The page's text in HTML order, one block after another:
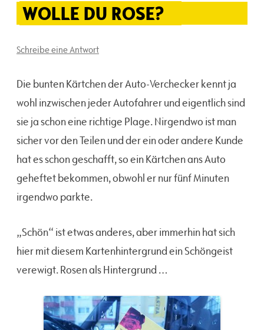
WOLLE DU ROSE?
Schreibe eine Antwort
Die bunten Kärtchen der Auto-Verchecker kennt ja
wohl inzwischen jeder Autofahrer und eigentlich sind
sie ja schon eine richtige Plage. Nirgendwo ist man
sicher vor den Teilen und der ein oder andere Kunde
hat es schon geschafft, so ein Kärtchen ans Auto
geheftet bekommen, obwohl er nur fünf Minuten
irgendwo parkte.
„Schön“ ist etwas anderes, aber immerhin hat sich
hier mit diesem Kartenhintergrund ein Schöngeist
verewigt. Rosen als Hintergrund …